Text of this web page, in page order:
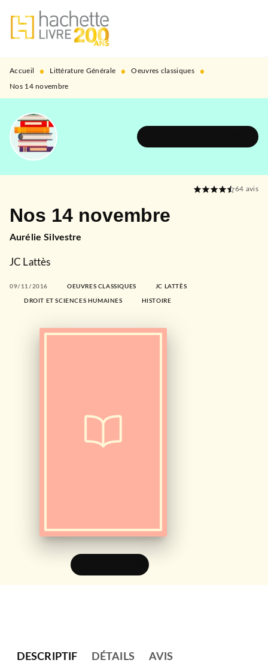
MENU RECHERCHE
PIED DE PAGE
Accueil • Littérature Générale • Oeuvres classiques •
Nos 14 novembre
64 avis
Nos 14 novembre
Aurélie Silvestre
JC Lattès
09/11/2016 OEUVRES CLASSIQUES JC LATTÈS
DROIT ET SCIENCES HUMAINES HISTOIRE
DESCRIPTIF DÉTAILS AVIS